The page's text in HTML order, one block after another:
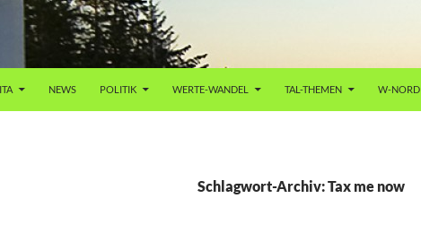
NEWS POLITIK WERTE-WANDEL TAL-THEMEN W-NORD
Schlagwort-Archiv: Tax me now